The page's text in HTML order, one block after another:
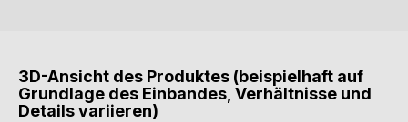
3D-Ansicht des Produktes (beispielhaft auf
Grundlage des Einbandes, Verhältnisse und
Details variieren)